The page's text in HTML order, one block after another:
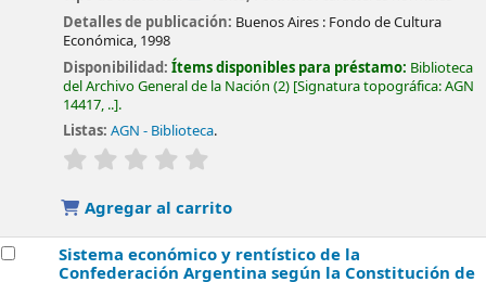
Detalles de publicación: Buenos Aires : Fondo de Cultura
Económica, 1998
Disponibilidad:Ítems disponibles para préstamo: Biblioteca
del Archivo General de la Nación (2) Signatura topográfica:AGN
14417, .. .
Listas: AGN - Biblioteca.
valoración
Agregar al carrito
Sistema económico y rentístico de la
Confederación Argentina según la Constitución de